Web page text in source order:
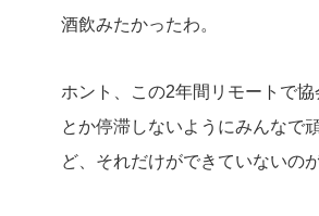
酒飲みたかったわ。
ホント、この2年間リモートで
とか停滞しないようにみんなで
ど、それだけができていないの